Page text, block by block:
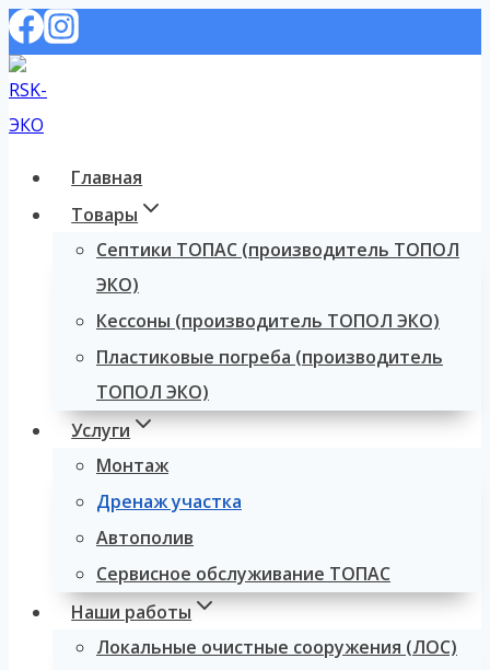
Перейти
к
содержимому
Главная
Товары
Септики ТОПАС (производитель ТОПОЛ
ЭКО)
Кессоны (производитель ТОПОЛ ЭКО)
Пластиковые погреба (производитель
ТОПОЛ ЭКО)
Услуги
Монтаж
Дренаж участка
Автополив
Сервисное обслуживание ТОПАС
Наши работы
Локальные очистные сооружения (ЛОС)